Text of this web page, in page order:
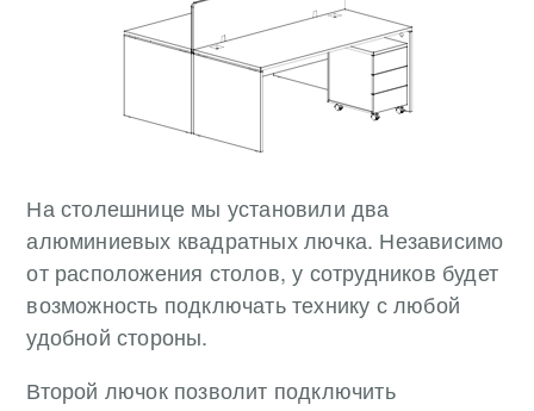
На столешнице мы установили два
алюминиевых квадратных лючка. Независимо
от расположения столов, у сотрудников будет
возможность подключать технику с любой
удобной стороны.
Второй лючок позволит подключить